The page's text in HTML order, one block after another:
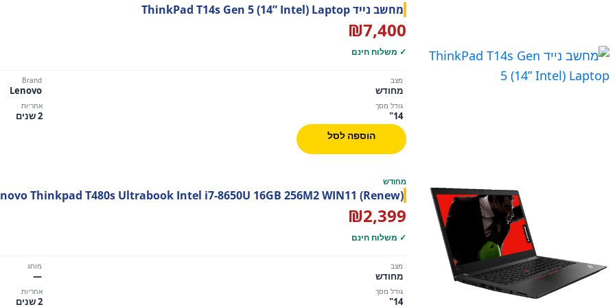
מחשב נייד ThinkPad T14s Gen 5 (14” Intel) Laptop
₪7,400
✓ משלוח חינם
מצב
מחודש
Brand
Lenovo
גודל מסך
14"
אחריות
2 שנים
הוספה לסל
מחודש
Thinkpad T480s Ultrabook Intel i7-8650U 16GB 256M2 WIN11 (Renew)
₪2,399
✓ משלוח חינם
מצב
מחודש
מותג
—
גודל מסך
14"
אחריות
2 שנים